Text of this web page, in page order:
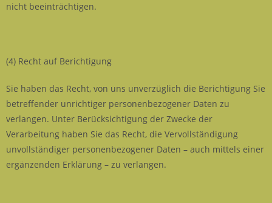
nicht beeinträchtigen.
(4) Recht auf Berichtigung
Sie haben das Recht, von uns unverzüglich die Berichtigung Sie
betreffender unrichtiger personenbezogener Daten zu
verlangen. Unter Berücksichtigung der Zwecke der
Verarbeitung haben Sie das Recht, die Vervollständigung
unvollständiger personenbezogener Daten – auch mittels einer
ergänzenden Erklärung – zu verlangen.